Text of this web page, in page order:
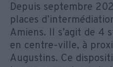
Depuis septembre
places
Amiens. Il s’agit de 4
en centre-ville, à
Augustins. Ce